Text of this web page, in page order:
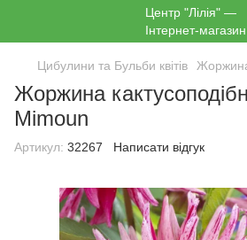
Цибулини та Бульби квітів
Жоржина
Mimoun
Артикул: 32267 Написати відгук